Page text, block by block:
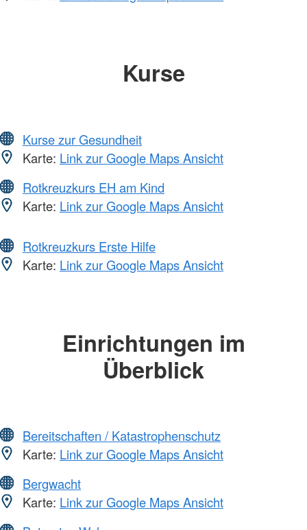
Kurse
Kurse zur Gesundheit
Karte: Link zur Google Maps Ansicht
Rotkreuzkurs EH am Kind
Karte: Link zur Google Maps Ansicht
Rotkreuzkurs Erste Hilfe
Karte: Link zur Google Maps Ansicht
Einrichtungen im
Überblick
Bereitschaften / Katastrophenschutz
Karte: Link zur Google Maps Ansicht
Bergwacht
Karte: Link zur Google Maps Ansicht